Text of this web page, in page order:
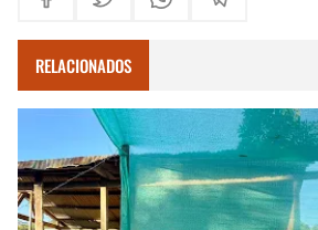
RELACIONADOS